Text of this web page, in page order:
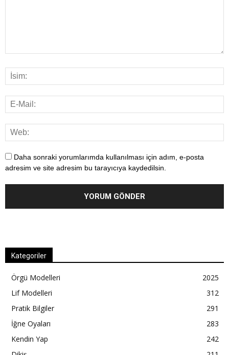
Daha sonraki yorumlarımda kullanılması için adım, e-posta
adresim ve site adresim bu tarayıcıya kaydedilsin.
Kategoriler
Örgü Modelleri
2025
Lif Modelleri
312
Pratik Bilgiler
291
İğne Oyaları
283
Kendin Yap
242